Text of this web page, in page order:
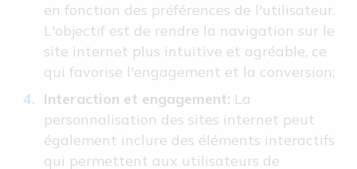
en fonction des préférences de l'utilisateur.
L'objectif est de rendre la navigation sur le
site internet plus intuitive et agréable, ce
qui favorise l'engagement et la conversion;
Interaction et engagement: La
personnalisation des sites internet peut
également inclure des éléments interactifs
qui permettent aux utilisateurs de